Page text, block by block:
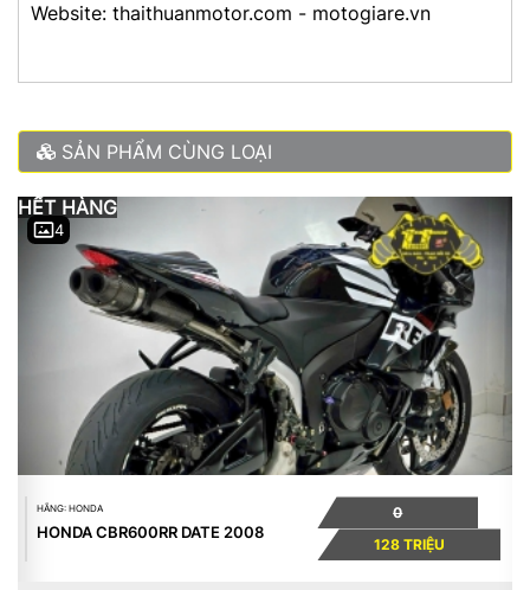
Website: thaithuanmotor.com - motogiare.vn
SẢN PHẨM CÙNG LOẠI
4
HẾT HÀNG
HÃNG: HONDA
HONDA CBR600RR DATE 2008
0
128 TRIỆU